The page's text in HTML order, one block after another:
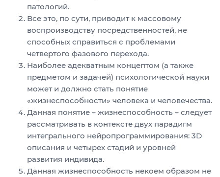
патологий.
Все это, по сути, приводит к массовому
воспроизводству посредственностей, не
способных справиться с проблемами
четвертого фазового перехода.
Наиболее адекватным концептом (а также
предметом и задачей) психологической науки
может и должно стать понятие
«жизнеспособности» человека и человечества.
Данная понятие – жизнеспособность – следует
рассматривать в контексте двух парадигм
интегрального нейропрограммирования: 3D
описания и четырех стадий и уровней
развития индивида.
Данная жизнеспособность некоем образом не